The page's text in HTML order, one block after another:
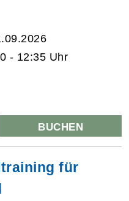
- 12:35 Uhr
BUCHEN
für